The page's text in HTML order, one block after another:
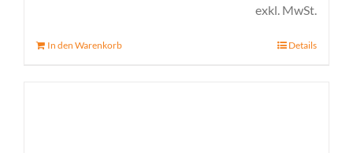
exkl. MwSt.
In den Warenkorb Details